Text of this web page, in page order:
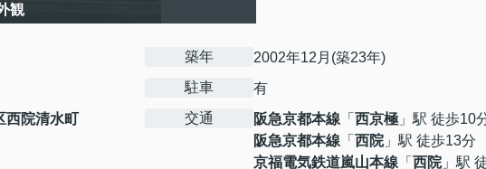
観
西院清水町
築年
2002年12月(築23年)
駐車
有
交通
阪急京都本線 「 西京極 」駅 徒歩10
阪急京都本線 「 西院」駅 徒歩13分
京福電気鉄道嵐山本線 「 西院」駅